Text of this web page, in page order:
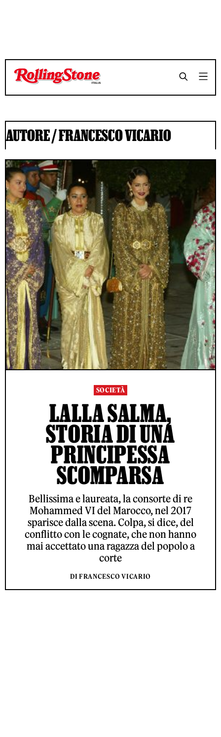
AUTORE /FRANCESCO VICARIO
SOCIETÀ
LALLA SALMA,
STORIA DI UNA
PRINCIPESSA
SCOMPARSA
Bellissima e laureata, la consorte di re
Mohammed VI del Marocco, nel 2017
sparisce dalla scena. Colpa, si dice, del
conflitto con le cognate, che non hanno
mai accettato una ragazza del popolo a
corte
DI FRANCESCO VICARIO